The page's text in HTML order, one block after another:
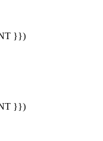
}})
}})